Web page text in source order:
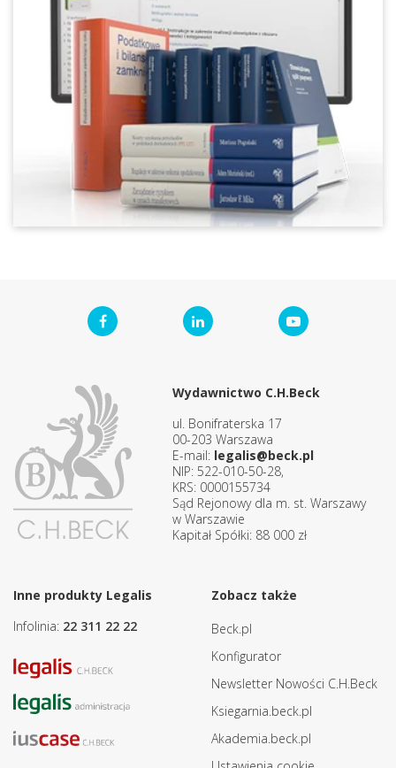
Wydawnictwo C.H.Beck
ul. Bonifraterska 17
00-203 Warszawa
E-mail: legalis@beck.pl
NIP: 522-010-50-28,
KRS: 0000155734
Sąd Rejonowy dla m. st. Warszawy
w Warszawie
Kapitał Spółki: 88 000 zł
Inne produkty Legalis
Infolinia: 22 311 22 22
Zobacz także
Beck.pl
Konfigurator
Newsletter Nowości C.H.Beck
Ksiegarnia.beck.pl
Akademia.beck.pl